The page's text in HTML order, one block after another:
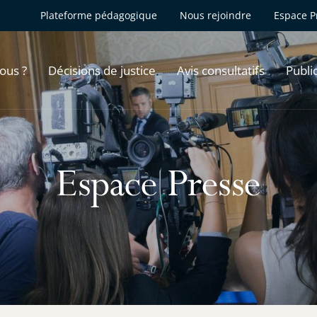
Plateforme pédagogique Nous rejoindre Espace
? Décisions de justice Avis consultatifs
Espace Presse